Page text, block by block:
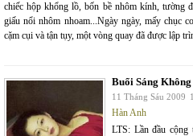
chiếc hộp khổng lồ, bốn bề nhôm kính, tường
giấu nổi nhôm nhoam...Ngày ngày, mấy chục
cặm cụi và tận tụy, một vòng quay đã được lập
Buổi Sáng
11 Tháng Sáu 2009
Hàn Anh
LTS: Lần đầu